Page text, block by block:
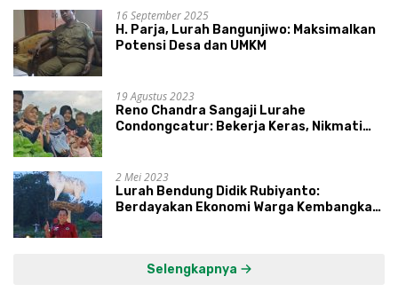
16 September 2025
H. Parja, Lurah Bangunjiwo: Maksimalkan
Potensi Desa dan UMKM
19 Agustus 2023
Reno Chandra Sangaji Lurahe
Condongcatur: Bekerja Keras, Nikmati
2 Mei 2023
Lurah Bendung Didik Rubiyanto:
Berdayakan Ekonomi Warga Kembangkan
Selengkapnya